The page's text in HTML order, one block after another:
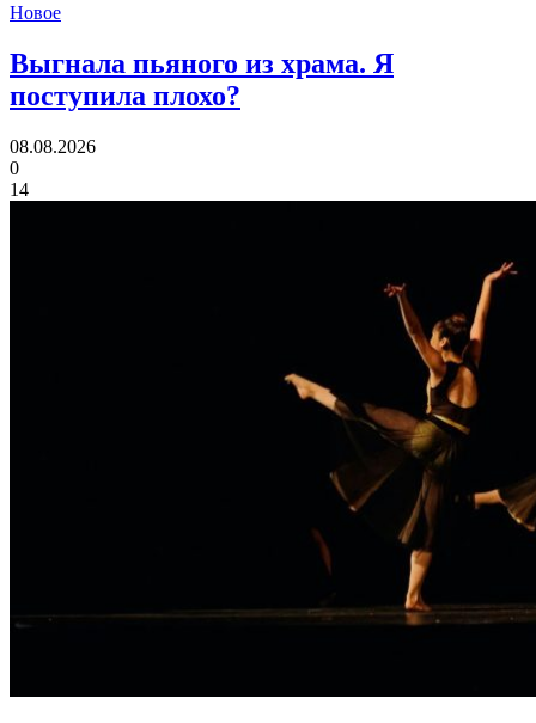
Новое
Выгнала пьяного из храма. Я
поступила плохо?
08.08.2026
0
14